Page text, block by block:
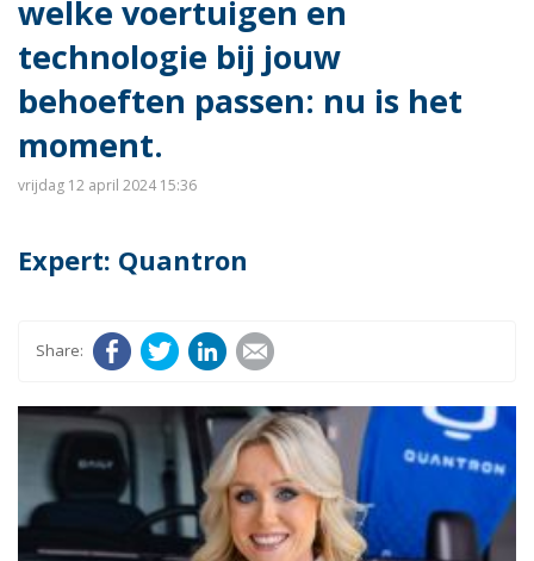
welke voertuigen en
technologie bij jouw
behoeften passen: nu is het
moment.
vrijdag 12 april 2024 15:36
Expert: Quantron
FacebookTwitter LinkedIn